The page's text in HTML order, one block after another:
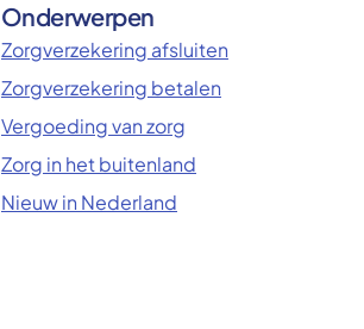
Onderwerpen
Zorgverzekering afsluiten
Zorgverzekering betalen
Vergoeding van zorg
Zorg in het buitenland
Nieuw in Nederland